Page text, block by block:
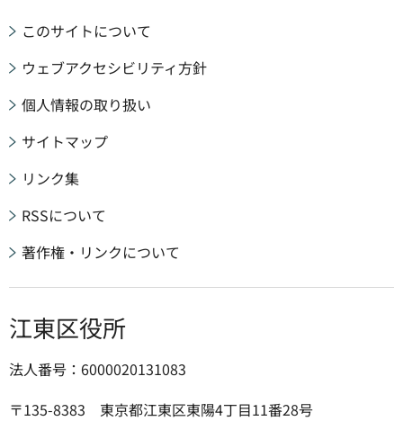
このサイトについて
ウェブアクセシビリティ方針
個人情報の取り扱い
サイトマップ
リンク集
RSSについて
著作権・リンクについて
江東区役所
法人番号：6000020131083
〒135-8383 東京都江東区東陽4丁目11番28号